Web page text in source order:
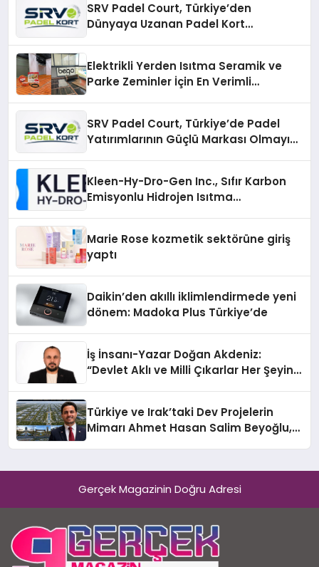
SRV Padel Court, Türkiye’den
Dünyaya Uzanan Padel Kort
Elektrikli Yerden Isıtma Seramik ve
Parke Zeminler İçin En Verimli
SRV Padel Court, Türkiye’de Padel
Yatırımlarının Güçlü Markası Olmayı
Kleen-Hy-Dro-Gen Inc., Sıfır Karbon
Emisyonlu Hidrojen Isıtma
Marie Rose kozmetik sektörüne giriş
yaptı
Daikin’den akıllı iklimlendirmede yeni
dönem: Madoka Plus Türkiye’de
İş İnsanı-Yazar Doğan Akdeniz:
“Devlet Aklı ve Milli Çıkarlar Her Şeyin
Türkiye ve Irak’taki Dev Projelerin
Mimarı Ahmet Hasan Salim Beyoğlu,
Hayata Geçirecek
Gerçek Magazinin Doğru Adresi